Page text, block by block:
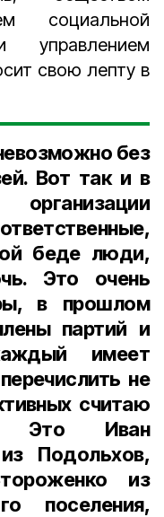
социальной
свою лепту в
без
Вот так и в
беде люди,
Это очень
в прошлом
партий и
имеет
не
считаю
Это Иван
Подольхов,
из
поселения,